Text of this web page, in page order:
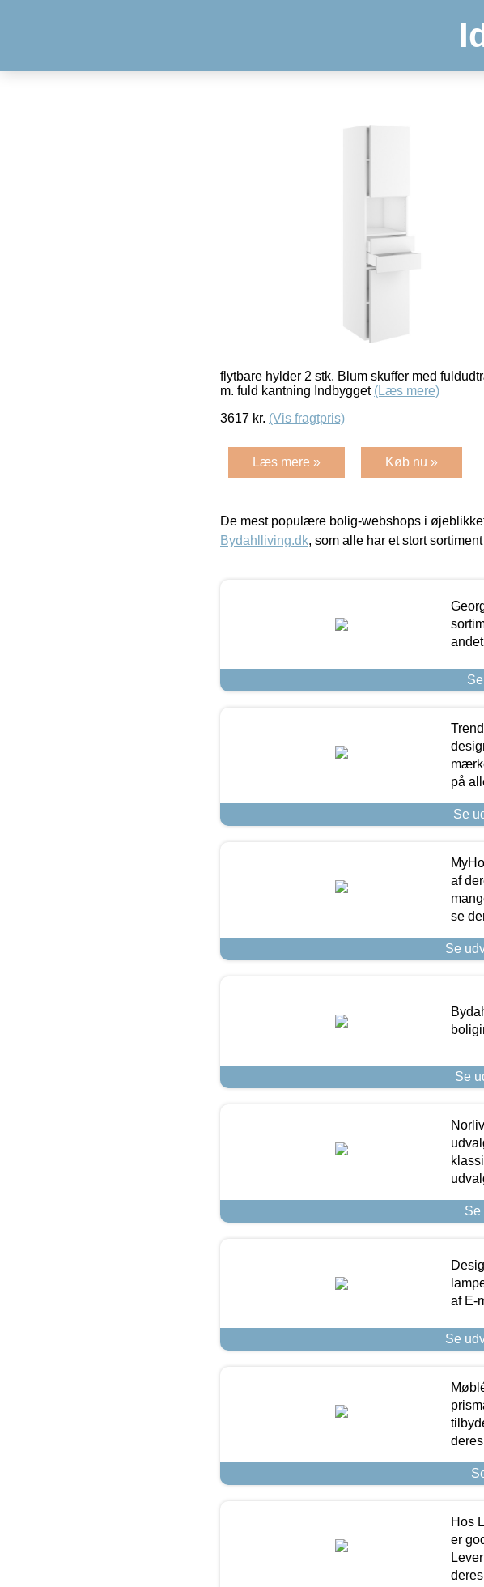
flytbare hylder 2 stk. Blum skuffer med
m. fuld kantning Indbygget (Læs mere)
3617 kr. (Vis fragtpris)
Læs mere » Køb nu »
De mest populære bolig-webshops i
Bydahlliving.dk, som alle har et stort
på
Se
af
se
Se
Se
Se
af E-
Se
Hos
er